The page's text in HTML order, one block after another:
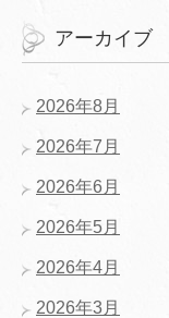
アーカイブ
2026年8月
2026年7月
2026年6月
2026年5月
2026年4月
2026年3月